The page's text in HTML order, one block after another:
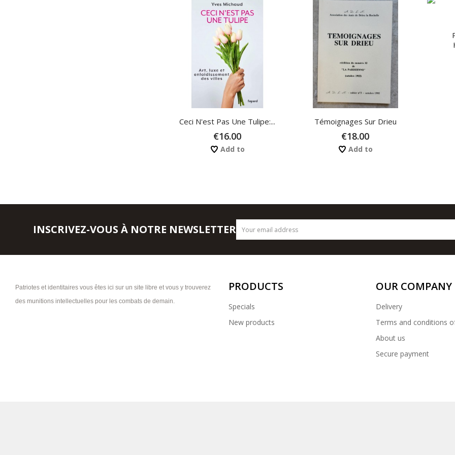
Ceci N'est Pas Une Tulipe:...
€16.00
Add to
Témoignages Sur Drieu
€18.00
Add to
INSCRIVEZ-VOUS À NOTRE NEWSLETTER
Patriotes et identitaires vous êtes ici sur un site libre et vous y trouverez
des munitions intellectuelles pour les combats de demain.
PRODUCTS
Specials
New products
OUR COMPANY
Delivery
Terms and conditions
About us
Secure payment